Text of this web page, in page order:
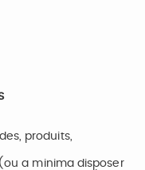
produits,
a minima disposer